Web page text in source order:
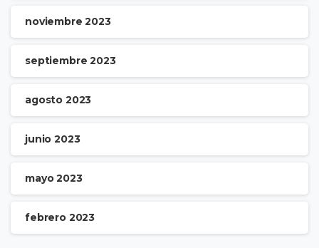
noviembre 2023
septiembre 2023
agosto 2023
junio 2023
mayo 2023
febrero 2023